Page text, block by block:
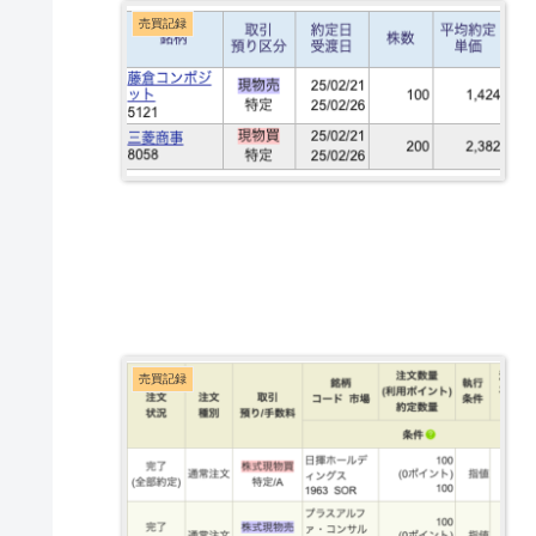
売買記録
売買記録